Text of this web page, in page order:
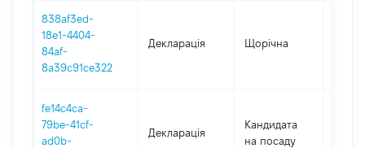
838af3ed-
18e1-4404-
84af-
8a39c91ce322
Декларація Щорічна
fe14c4ca-
79be-41cf-
ad0b-
Декларація
Кандидата
на посаду